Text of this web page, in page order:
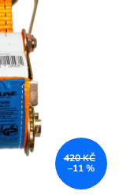
420 KČ
–11 %